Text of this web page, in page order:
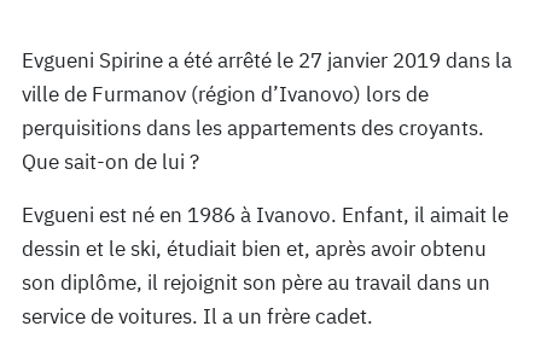
Evgueni Spirine a été arrêté le 27 janvier 2019 dans la
ville de Furmanov (région d’Ivanovo) lors de
perquisitions dans les appartements des croyants.
Que sait-on de lui ?
Evgueni est né en 1986 à Ivanovo. Enfant, il aimait le
dessin et le ski, étudiait bien et, après avoir obtenu
son diplôme, il rejoignit son père au travail dans un
service de voitures. Il a un frère cadet.